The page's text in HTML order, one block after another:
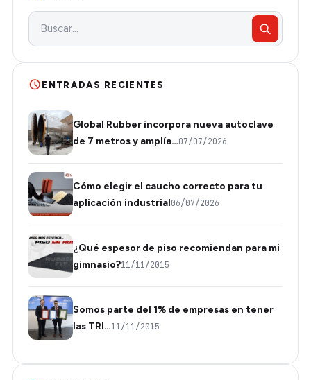
ENTRADAS RECIENTES
Global Rubber incorpora nueva autoclave
de 7 metros y amplía…07/07/2026
Cómo elegir el caucho correcto para tu
aplicación industrial06/07/2026
¿Qué espesor de piso recomiendan para mi
gimnasio?11/11/2015
Somos parte del 1% de empresas en tener
las TRI…11/11/2015